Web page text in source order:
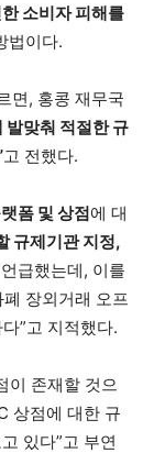
소비자 피해를
법이다.
면, 홍콩 재무국
발맞춰 적절한 규
고 전했다.
폼 및 상점에 대
규제기관 지정,
급했는데, 이를
장외거래 오프
”고 지적했다.
이 존재할 것으
상점에 대한 규
있다”고 부연